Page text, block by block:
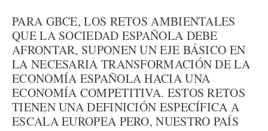
PARA GBCE, LOS RETOS AMBIENTALES
QUE LA SOCIEDAD ESPAÑOLA DEBE
AFRONTAR, SUPONEN UN EJE BÁSICO EN
LA NECESARIA TRANSFORMACIÓN DE LA
ECONOMÍA ESPAÑOLA HACIA UNA
ECONOMÍA COMPETITIVA. ESTOS RETOS
TIENEN UNA DEFINICIÓN ESPECÍFICA A
ESCALA EUROPEA PERO, NUESTRO PAÍS